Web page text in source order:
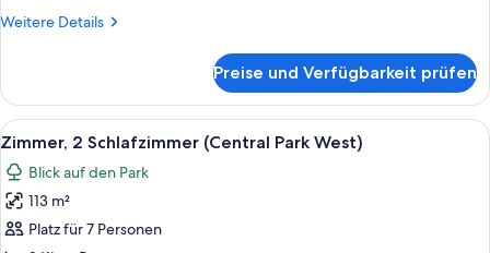
Weitere Details
Weitere
2 Einzelbetten
(Hudson
View)
Preise und Verfügbarkeit prüfen
Alle
Fotos
für
Zimmer,
2 Schlafzimmer
Eine Skyline mit hohen Gebäuden,
10
Zimmer, 2 Schlafzimmer (Central Park West)
Blick auf den Park
113 m²
Platz für 7 Personen